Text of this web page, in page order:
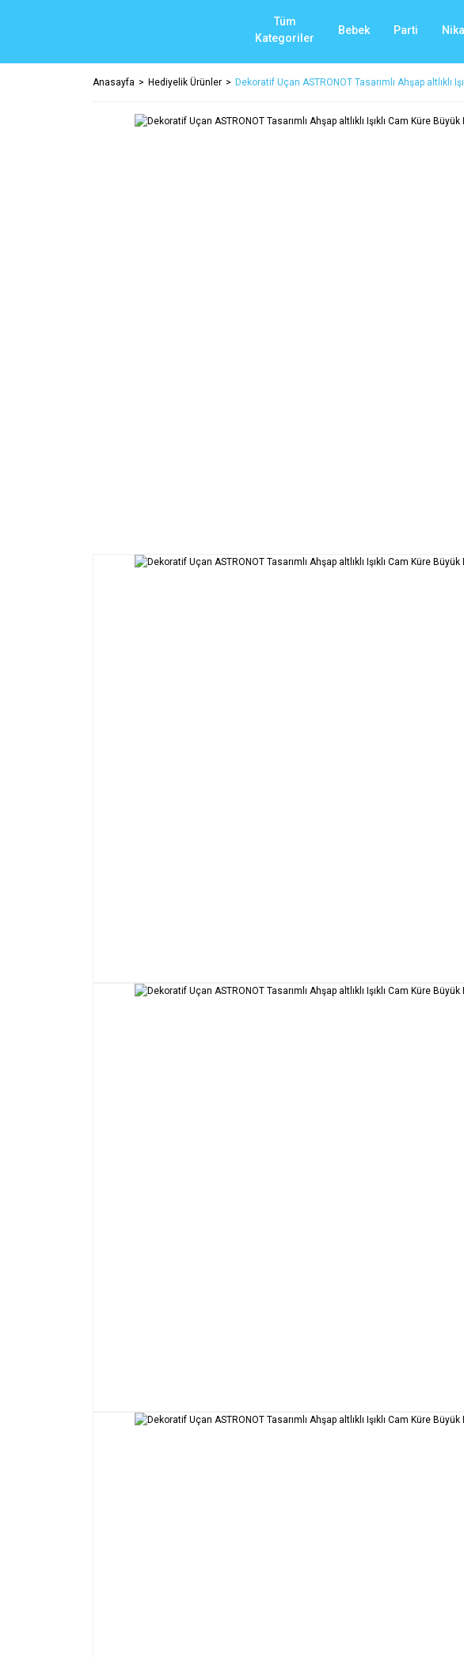
Tüm
Kategoriler
Bebek Parti
Anasayfa Hediyelik Ürünler Dekoratif Uçan ASTRONOT Tasarımlı Ahşap altlıklı